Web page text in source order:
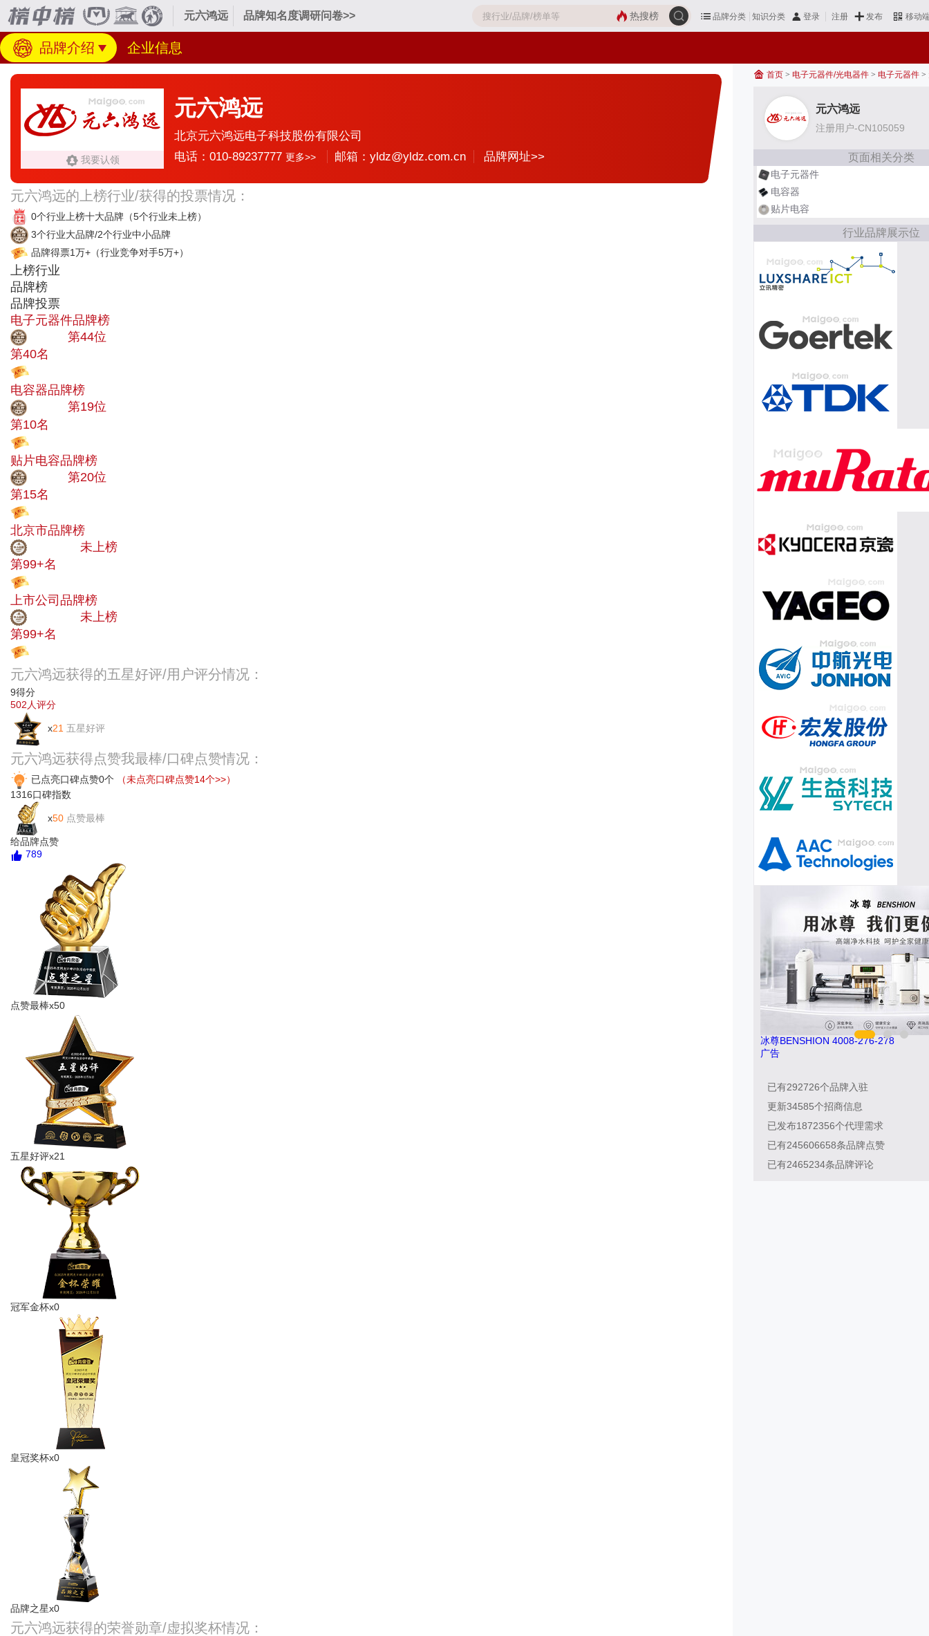
元六鸿远 品牌知名度调研问卷>> 品牌分类 知识分类 登录 注册 发布 移动
热搜榜
品牌介绍 企业信息
我要认领
元六鸿远
北京元六鸿远电子科技股份有限公司
电话：010-89237777 更多>> 邮箱：yldz@yldz.com.cn 品牌网址>>
元六鸿远的上榜行业/获得的投票情况：
0个行业上榜十大品牌 （5个行业未上榜）
3个行业大品牌/2个行业中小品牌
品牌得票1万+ （行业竞争对手5万+）
上榜行业
品牌榜
品牌投票
电子元器件品牌榜
第44位
第40名
电容器品牌榜
第19位
第10名
贴片电容品牌榜
第20位
第15名
北京市品牌榜
未上榜
第99+名
上市公司品牌榜
未上榜
第99+名
元六鸿远获得的五星好评/用户评分情况：
9得分
502人评分
x21 五星好评
元六鸿远获得点赞我最棒/口碑点赞情况：
已点亮口碑点赞0个
（未点亮口碑点赞14个>>）
1316口碑指数
x50 点赞最棒
给品牌点赞
789
点赞最棒x50
五星好评x21
冠军金杯x0
皇冠奖杯x0
品牌之星x0
元六鸿远获得的荣誉勋章/虚拟奖杯情况：
首页 > 电子元器件/光电器件 > 电子元器件 >
元六鸿远
注册用户-CN105059
页面相关分类
电子元器件
电容器
贴片电容
行业品牌展示位
冰尊BENSHION 4008-276-278
广告
已有292726个品牌入驻
更新34585个招商信息
已发布1872356个代理需求
已有245606658条品牌点赞
已有2465234条品牌评论